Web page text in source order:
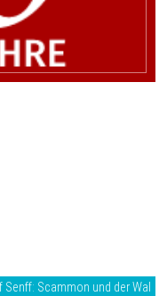
Senff: Scammon und der Wal